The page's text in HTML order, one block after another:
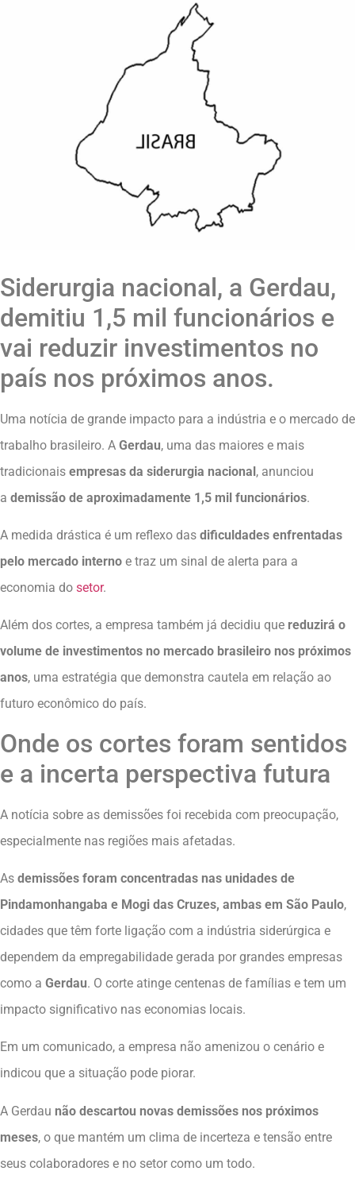
Siderurgia nacional, a Gerdau,
demitiu 1,5 mil funcionários e
vai reduzir investimentos no
país nos próximos anos.
Uma notícia de grande impacto para a indústria e o mercado de
trabalho brasileiro. A Gerdau, uma das maiores e mais
tradicionais empresas da siderurgia nacional, anunciou
a demissão de aproximadamente 1,5 mil funcionários.
A medida drástica é um reflexo das dificuldades enfrentadas
pelo mercado interno e traz um sinal de alerta para a
economia do setor.
Além dos cortes, a empresa também já decidiu que reduzirá o
volume de investimentos no mercado brasileiro nos próximos
anos, uma estratégia que demonstra cautela em relação ao
futuro econômico do país.
Onde os cortes foram sentidos
e a incerta perspectiva futura
A notícia sobre as demissões foi recebida com preocupação,
especialmente nas regiões mais afetadas.
As demissões foram concentradas nas unidades de
Pindamonhangaba e Mogi das Cruzes, ambas em São Paulo,
cidades que têm forte ligação com a indústria siderúrgica e
dependem da empregabilidade gerada por grandes empresas
como a Gerdau. O corte atinge centenas de famílias e tem um
impacto significativo nas economias locais.
Em um comunicado, a empresa não amenizou o cenário e
indicou que a situação pode piorar.
A Gerdau não descartou novas demissões nos próximos
meses, o que mantém um clima de incerteza e tensão entre
seus colaboradores e no setor como um todo.